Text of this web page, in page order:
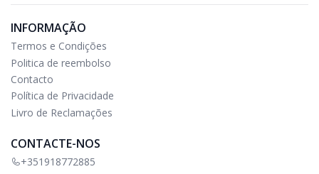
INFORMAÇÃO
Termos e Condições
Politica de reembolso
Contacto
Política de Privacidade
Livro de Reclamações
CONTACTE-NOS
+351918772885